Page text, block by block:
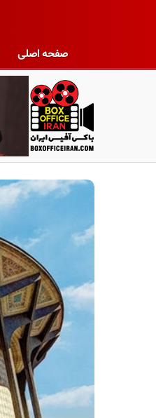
صفحه اصلی
ب
ک
آ
ف
ا
ی